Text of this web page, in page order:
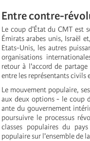
Entre contre-
Le coup d'État du CMT est
Émirats arabes unis, Israël
Etats-Unis, les autres
organisations
retour à l'accord de
entre les représentants civils
Le mouvement populaire,
aux deux options - le coup
ante du gouvernement
poursuivre le processus
classes populaires du
populaire sur l'ensemble de